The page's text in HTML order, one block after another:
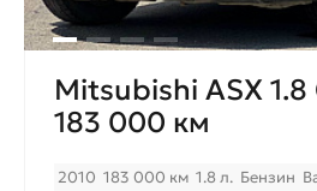
Mitsubishi ASX 1.8
183 000 км
2010 183 000 км 1.8 л. Бензин